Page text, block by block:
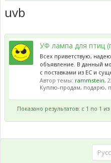
uvb
УФ лампа для птиц
Всех приветствую,
объявление. В данный
с поставками из ЕС и
Автор темы: rammstein,
Куплю-продам, подарю,
Показано результатов: с 1 по 1 из